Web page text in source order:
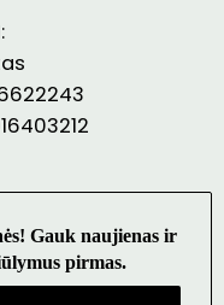
Gauk naujienas ir
pirmas.